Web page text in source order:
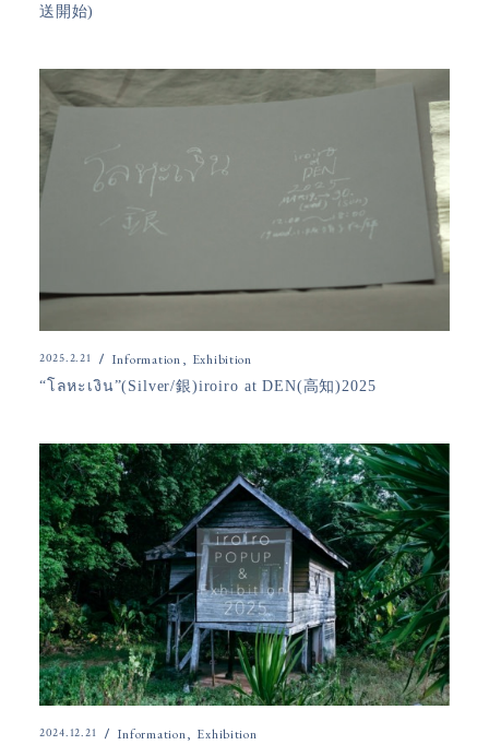
送開始)
2025.2.21 Information Exhibition
“โลหะเงิน”(Silver/銀)iroiro at DEN(高知)2025
2024.12.21 Information Exhibition